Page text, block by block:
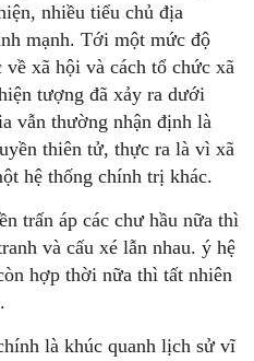
nhiều tiểu chủ địa
mạnh. Tới một mức độ
xã hội và cách tổ chức xã
tượng đã xảy ra dưới
vẫn thường nhận định là
thiên tử, thực ra là vì xã
hệ thống chính trị khác.
trấn áp các chư hầu nữa thì
và cấu xé lẫn nhau. ý hệ
hợp thời nữa thì tất nhiên
là khúc quanh lịch sử vĩ